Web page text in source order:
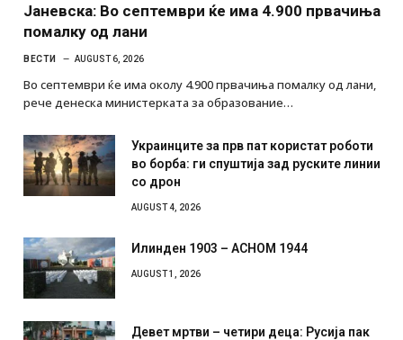
Јаневска: Во септември ќе има 4.900 првачиња
помалку од лани
ВЕСТИ AUGUST 6, 2026
Во септември ќе има околу 4.900 првачиња помалку од лани,
рече денеска министерката за образование…
Украинците за прв пат користат роботи
во борба: ги спуштија зад руските линии
со дрон
AUGUST 4, 2026
Илинден 1903 – АСНОМ 1944
AUGUST 1, 2026
Девет мртви – четири деца: Русија пак